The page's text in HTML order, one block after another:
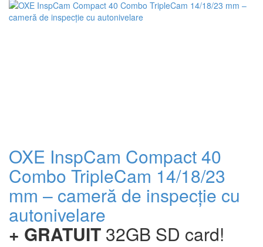
+
OXE InspCam Compact 40
Combo TripleCam 14/18/23
mm – cameră de inspecție cu
autonivelare
+ GRATUIT 32GB SD card!